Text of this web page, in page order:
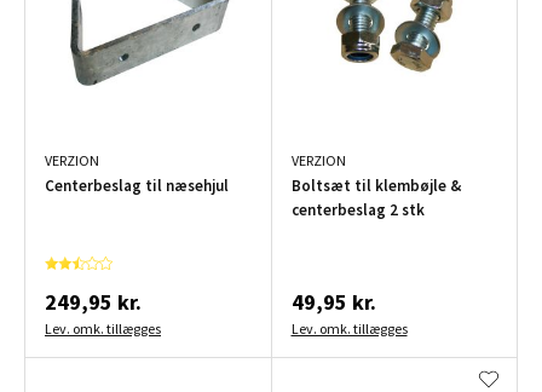
VERZION
Centerbeslag til næsehjul
249,95 kr.
Lev. omk. tillægges
VERZION
Boltsæt til klembøjle &
centerbeslag 2 stk
49,95 kr.
Lev. omk. tillægges